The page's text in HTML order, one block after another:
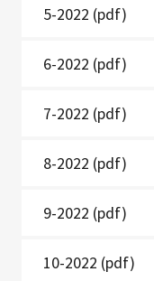
5-2022 (pdf)
6-2022 (pdf)
7-2022 (pdf)
8-2022 (pdf)
9-2022 (pdf)
10-2022 (pdf)